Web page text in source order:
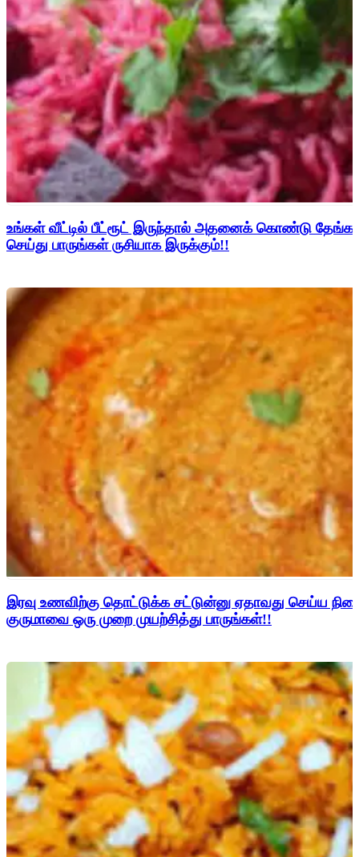
உங்கள் வீட்டில் பீட்ரூட் இருந்தால் அதனைக் கொண்டு
செய்து பாருங்கள் ருசியாக இருக்கும்!!
இரவு உணவிற்கு தொட்டுக்க சட்டுன்னு ஏதாவது செய்ய
குருமாவை ஒரு முறை முயற்சித்து பாருங்கள்!!